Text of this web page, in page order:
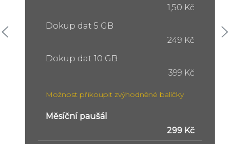
1,50 Kč
Dokup dat 5 GB
249 Kč
Dokup dat 10 GB
399 Kč
Možnost přikoupit zvýhodněné balíčky
Měsíční paušál
299 Kč